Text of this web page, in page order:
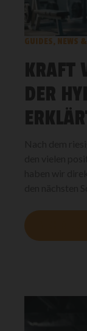
GUIDES, NEWS
KRAFT
DER